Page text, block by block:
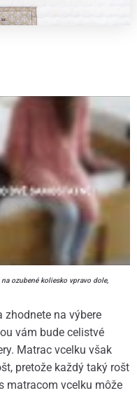
ozubené koliesko vpravo dole,
zhodnete na výbere
vám bude celistvé
Matrac vcelku však
pretože každý taký rošt
matracom vcelku môže